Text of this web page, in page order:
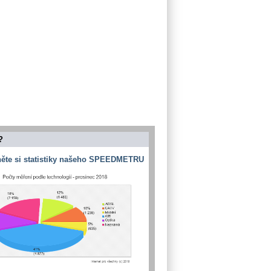
si statistiky našeho SPEEDMETRU